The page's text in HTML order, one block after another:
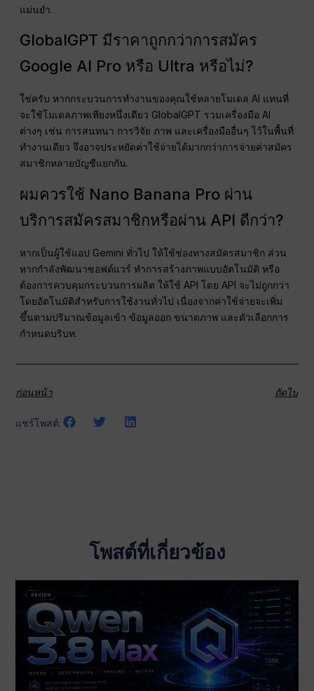
แม่นยำ.
GlobalGPT มีราคาถูกกว่าการสมัคร
Google AI Pro หรือ Ultra หรือไม่?
ใช่ครับ หากกระบวนการทำงานของคุณใช้หลายโมเดล AI แทนที่
จะใช้โมเดลภาพเพียงหนึ่งเดียว GlobalGPT รวมเครื่องมือ AI
ต่างๆ เช่น การสนทนา การวิจัย ภาพ และเครื่องมืออื่นๆ ไว้ในพื้นที่
ทำงานเดียว จึงอาจประหยัดค่าใช้จ่ายได้มากกว่าการจ่ายค่าสมัคร
สมาชิกหลายบัญชีแยกกัน.
ผมควรใช้ Nano Banana Pro ผ่าน
บริการสมัครสมาชิกหรือผ่าน API ดีกว่า?
หากเป็นผู้ใช้แอป Gemini ทั่วไป ให้ใช้ช่องทางสมัครสมาชิก ส่วน
หากกำลังพัฒนาซอฟต์แวร์ ทำการสร้างภาพแบบอัตโนมัติ หรือ
ต้องการควบคุมกระบวนการผลิต ให้ใช้ API โดย API จะไม่ถูกกว่า
โดยอัตโนมัติสำหรับการใช้งานทั่วไป เนื่องจากค่าใช้จ่ายจะเพิ่ม
ขึ้นตามปริมาณข้อมูลเข้า ข้อมูลออก ขนาดภาพ และตัวเลือกการ
กำหนดบริบท.
ก่อนหน้า ถัดไป
แชร์โพสต์:
โพสต์ที่เกี่ยวข้อง